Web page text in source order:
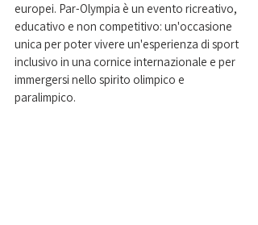
europei. Par-Olympia è un evento ricreativo,
educativo e non competitivo: un'occasione
unica per poter vivere un'esperienza di sport
inclusivo in una cornice internazionale e per
immergersi nello spirito olimpico e
paralimpico.